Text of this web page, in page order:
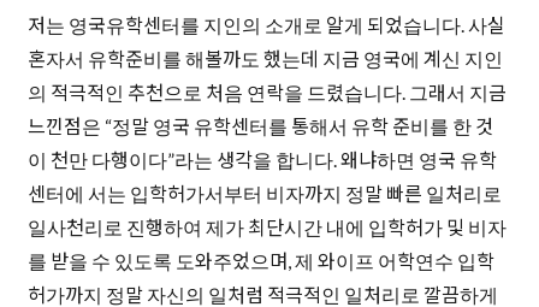
저는 영국유학센터를 지인의 소개로 알게 되었습니다. 사실
혼자서 유학준비를 해볼까도 했는데 지금 영국에 계신 지인
의 적극적인 추천으로 처음 연락을 드렸습니다. 그래서 지금
느낀점은 “정말 영국 유학센터를 통해서 유학 준비를 한 것
이 천만 다행이다”라는 생각을 합니다. 왜냐하면 영국 유학
센터에 서는 입학허가서부터 비자까지 정말 빠른 일처리로
일사천리로 진행하여 제가 최단시간 내에 입학허가 및 비자
를 받을 수 있도록 도와주었으며, 제 와이프 어학연수 입학
허가까지 정말 자신의 일처럼 적극적인 일처리로 깔끔하게